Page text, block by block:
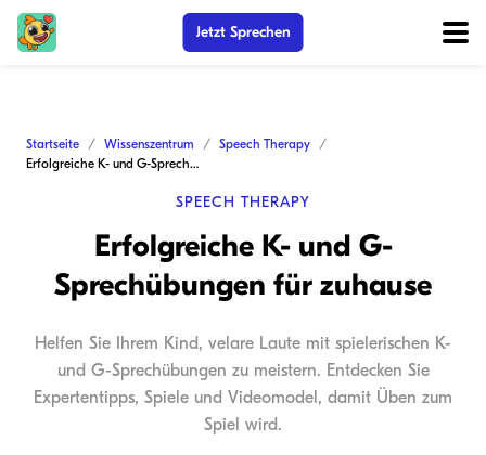
Jetzt Sprechen
Startseite Wissenszentrum
Speech Therapy
Erfolgreiche K- und G-Sprechübungen für zuhause
SPEECH THERAPY
Erfolgreiche K- und G-
Sprechübungen für zuhause
Helfen Sie Ihrem Kind, velare Laute mit spielerischen K-
und G-Sprechübungen zu meistern. Entdecken Sie
Expertentipps, Spiele und Videomodel, damit Üben zum
Spiel wird.